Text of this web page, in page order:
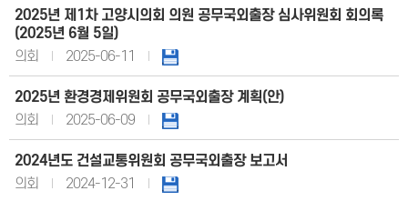
2025년 제1차 고양시의회 의원 공무국외출장 심사위원회 회의록
(2025년 6월 5일)
의회
2025-06-11
2025년 환경경제위원회 공무국외출장 계획(안)
의회
2025-06-09
2024년도 건설교통위원회 공무국외출장 보고서
의회
2024-12-31